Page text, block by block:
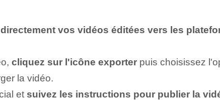
vos vidéos éditées vers les
cliquez sur l'icône ⁢exporterpuis choisissez
la vidéo.
et suivez les instructions pour publier la